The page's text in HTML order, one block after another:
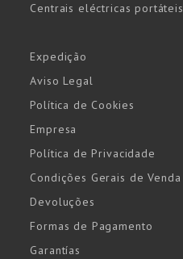
Centrais eléctricas portáteis
Expedição
Aviso Legal
Política de Cookies
Empresa
Política de Privacidade
Condições Gerais de Venda
Devoluções
Formas de Pagamento
Garantías